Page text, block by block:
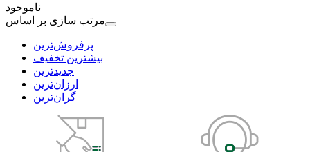
ناموجود
مرتب سازی بر اساس
بیشترین تخفیف
جدیدترین
ارزان‌ترین
گران‌ترین